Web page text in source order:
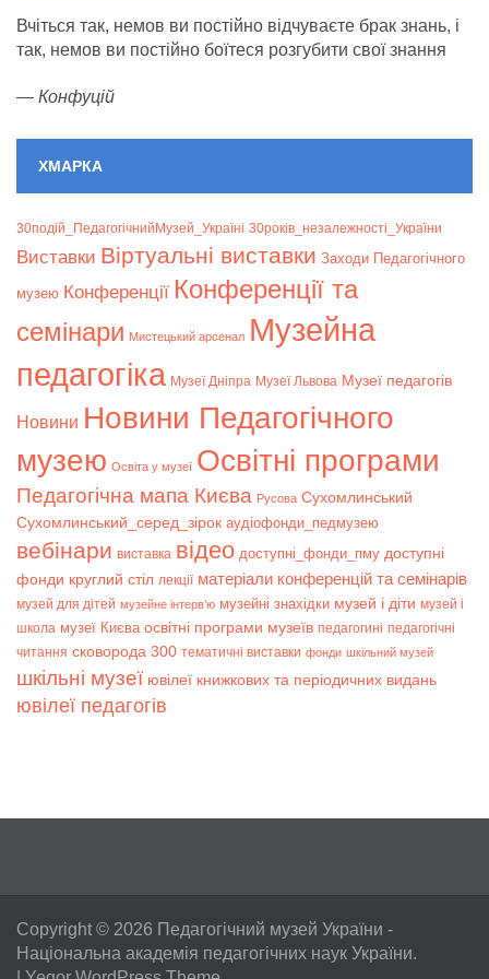
Вчіться так, немов ви постійно відчуваєте брак знань, і
так, немов ви постійно боїтеся розгубити свої знання
— Конфуцій
ХМАРКА
30подій_ПедагогічнийМузей_Україні 30років_незалежності_України
Bиставки Віртуальні виставки Заходи Педагогічного
музею Конференції Конференції та
семінари Мистецький арсенал Музейна
педагогіка Музеї Дніпра Музеї Львова Музеї педагогів
Новини Новини Педагогічного
музею Освіта у музеї Освітні програми
Педагогічна мапа Києва Русова Сухомлинський
Сухомлинський_серед_зірок аудіофонди_педмузею
вебінари виставка відео доступні_фонди_пму доступні
фонди круглий стіл лекції матеріали конференцій та семінарів
музей для дітей музейне інтерв’ю музейні знахідки музей і діти музей і
школа музеї Києва освітні програми музеїв педагогині педагогічні
читання сковорода 300 тематичні виставки фонди шкільний музей
шкільні музеї ювілеї книжкових та періодичних видань
ювілеї педагогів
Copyright © 2026 Педагогічний музей України -
Національна академія педагогічних наук України.